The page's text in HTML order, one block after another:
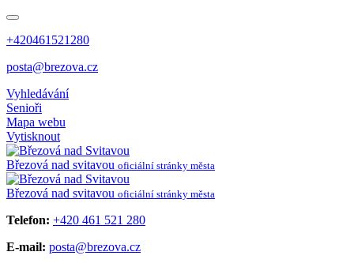
+420461521280
posta@brezova.cz
Vyhledávání
Senioři
Mapa webu
Vytisknout
Březová nad svitavou oficiální stránky města
Březová nad svitavou oficiální stránky města
Telefon: +420 461 521 280
E-mail: posta@brezova.cz